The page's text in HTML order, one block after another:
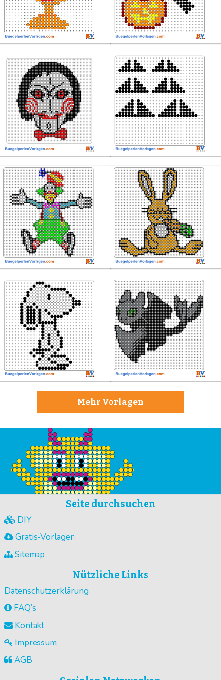
Mehr Vorlagen
Seite durchsuchen
DIY
Gratis-Vorlagen
Sitemap
Nützliche Links
Datenschutzerklärung
FAQ’s
Kontakt
Impressum
AGB